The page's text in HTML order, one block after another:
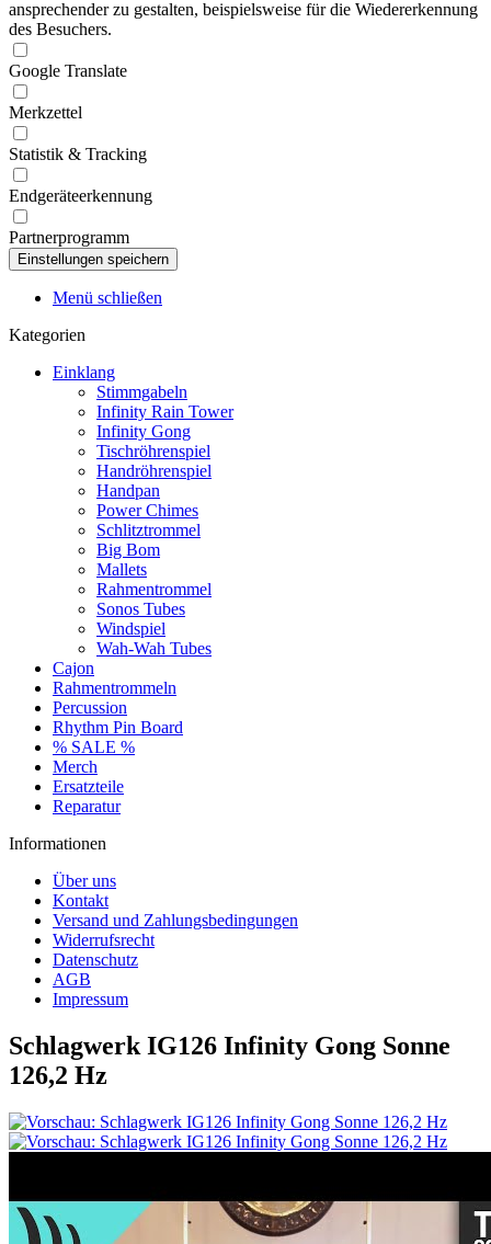
ansprechender zu gestalten, beispielsweise für die Wiedererkennung
des Besuchers.
Google Translate
Merkzettel
Statistik & Tracking
Endgeräteerkennung
Partnerprogramm
Menü schließen
Kategorien
Einklang
Stimmgabeln
Infinity Rain Tower
Infinity Gong
Tischröhrenspiel
Handröhrenspiel
Handpan
Power Chimes
Schlitztrommel
Big Bom
Mallets
Rahmentrommel
Sonos Tubes
Windspiel
Wah-Wah Tubes
Cajon
Rahmentrommeln
Percussion
Rhythm Pin Board
% SALE %
Merch
Ersatzteile
Reparatur
Informationen
Über uns
Kontakt
Versand und Zahlungsbedingungen
Widerrufsrecht
Datenschutz
AGB
Impressum
Schlagwerk IG126 Infinity Gong Sonne
126,2 Hz